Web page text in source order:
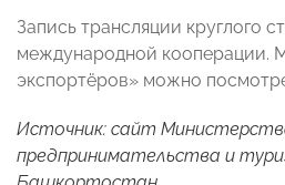
Запись трансляции круглого
международной кооперации.
экспортёров» можно
Источник: сайт
предпринимательства и